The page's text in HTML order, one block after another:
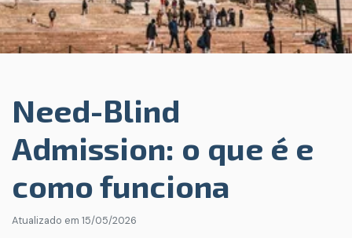
Need-Blind
Admission: o que é e
como funciona
Atualizado em 15/05/2026